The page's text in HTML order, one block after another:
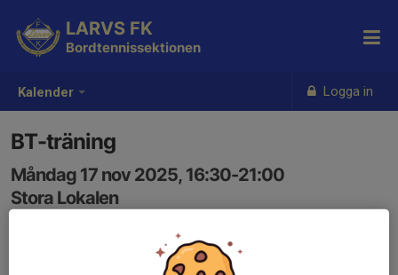
Kalender Logga in
LARVS FK
Bordtennissektionen
BT-träning
Måndag 17 nov 2025, 16:30-21:00
Stora Lokalen